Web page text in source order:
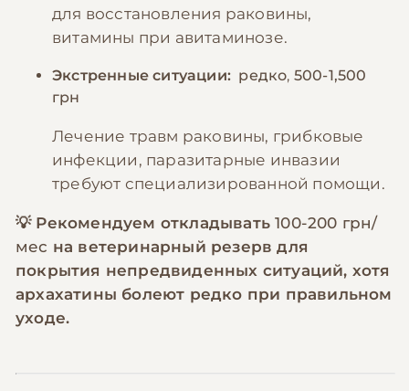
для восстановления раковины,
витамины при авитаминозе.
Экстренные ситуации: редко, 500-1,500
грн
Лечение травм раковины, грибковые
инфекции, паразитарные инвазии
требуют специализированной помощи.
💡 Рекомендуем откладывать100-200 грн/
мес на ветеринарный резерв для
покрытия непредвиденных ситуаций, хотя
архахатины болеют редко при правильном
уходе.